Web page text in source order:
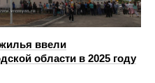
ввели
области в 2025 году